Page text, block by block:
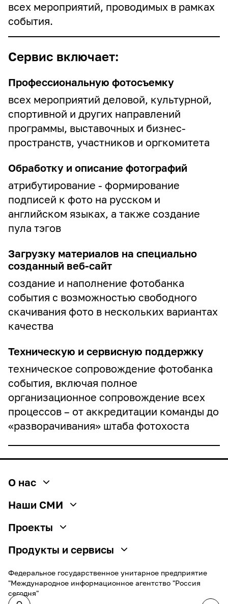
Откуда Вы узнали о нас?(обязательно)
Комментарий или промокод
0/500
персональных данных в соответствии
сПолитикой конфиденциальности
Федеральному Государственному
Унитарному Предприятию
«Международное информационное
расположенному по адресу: Россия,
119021, г. Москва, Зубовский бульвар,
д. 4.
Даю согласие на получение
информационных сообщений и
рекламы на адрес электронной почты
и обработку моих персональных
Отправить
всех мероприятий, проводимых в рамках
события.
Сервис включает:
Профессиональную фотосъемку
всех мероприятий деловой, культурной,
спортивной и других направлений
программы, выставочных и бизнес-
пространств, участников и оргкомитета
Обработку и описание фотографий
атрибутирование - формирование
подписей к фото на русском и
английском языках, а также создание
пула тэгов
Загрузку материалов на специально
созданный веб-сайт
создание и наполнение фотобанка
события с возможностью свободного
скачивания фото в нескольких вариантах
качества
Техническую и сервисную поддержку
техническое сопровождение фотобанка
события, включая полное
организационное сопровождение всех
процессов – от аккредитации команды до
«разворачивания» штаба фотохоста
О нас
О медиагруппе
Социальная ответственность
Руководство
Стажировка
IT-возможности
Наши СМИ
РИА Новости
ПРАЙМ
ИноСМИ
Украина.ру
Baltnews
Проекты
SputnikPro
Фестиваль Koktebel Jazz Party
Пожалуйста, дышите!
Продукты и сервисы
Новостные ленты
Медиабанк
Реклама и спецпроекты
Федеральное государственное унитарное предприятие
"Международное информационное агентство "Россия
сегодня"